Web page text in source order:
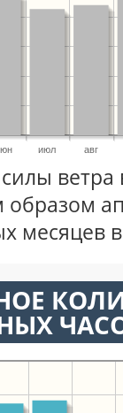
июл авг
ветра
образом
месяцев в